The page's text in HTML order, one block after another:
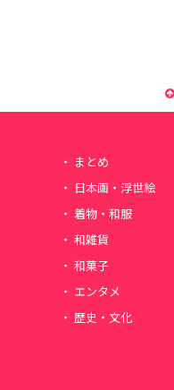
まとめ
日本画・浮世絵
着物・和服
和雑貨
和菓子
エンタメ
歴史・文化